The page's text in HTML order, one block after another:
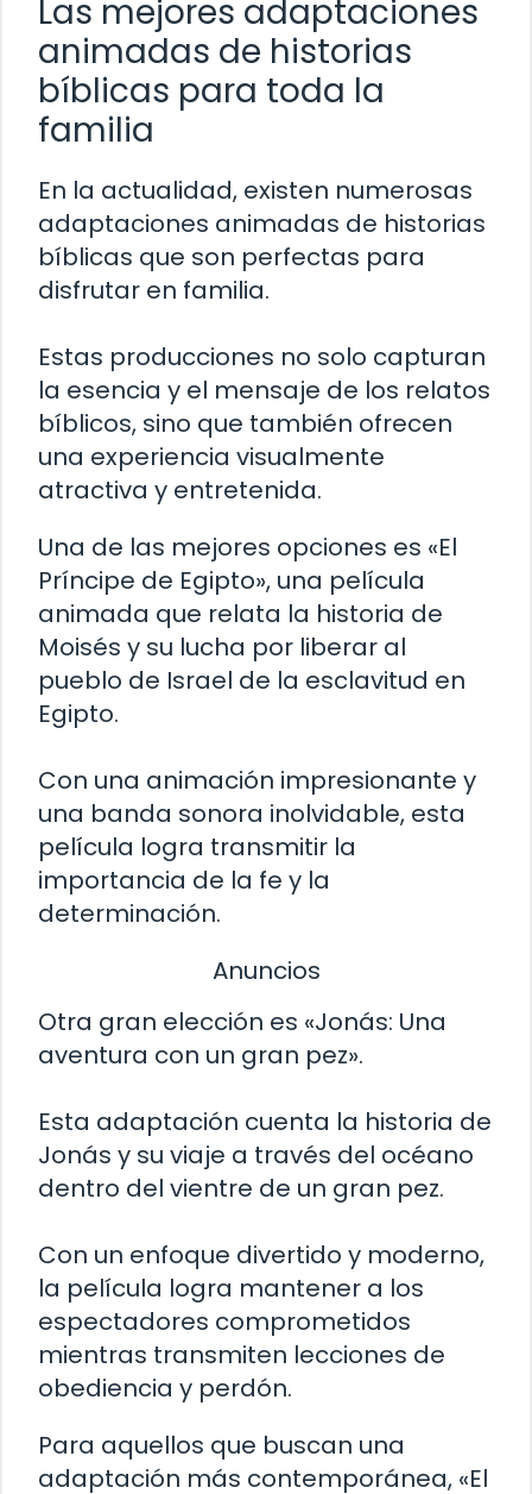
Las mejores adaptaciones
animadas de historias
bíblicas para toda la
familia
En la actualidad, existen numerosas
adaptaciones animadas de historias
bíblicas que son perfectas para
disfrutar en familia.
Estas producciones no solo capturan
la esencia y el mensaje de los relatos
bíblicos, sino que también ofrecen
una experiencia visualmente
atractiva y entretenida.
Una de las mejores opciones es «El
Príncipe de Egipto», una película
animada que relata la historia de
Moisés y su lucha por liberar al
pueblo de Israel de la esclavitud en
Egipto.
Con una animación impresionante y
una banda sonora inolvidable, esta
película logra transmitir la
importancia de la fe y la
determinación.
Anuncios
Otra gran elección es «Jonás: Una
aventura con un gran pez».
Esta adaptación cuenta la historia de
Jonás y su viaje a través del océano
dentro del vientre de un gran pez.
Con un enfoque divertido y moderno,
la película logra mantener a los
espectadores comprometidos
mientras transmiten lecciones de
obediencia y perdón.
Para aquellos que buscan una
adaptación más contemporánea, «El